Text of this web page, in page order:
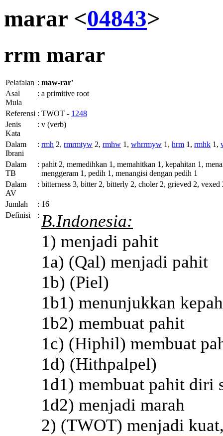
marar <04843>
rrm marar
Pelafalan : maw-rar'
Asal
Mula
: a primitive root
Referensi : TWOT - 1248
Jenis
Kata
: v (verb)
Dalam
Ibrani
: rmh 2, rmrmtyw 2, rmhw 1, whrrmyw 1, hrm 1, rmhk 1,
Dalam
TB
: pahit 2, memedihkan 1, memahitkan 1, kepahitan 1,
menggeram 1, pedih 1, menangisi dengan pedih 1
Dalam
AV
: bitterness 3, bitter 2, bitterly 2, choler 2, grieved 2,
Jumlah : 16
Definisi
: B.Indonesia:
1) menjadi pahit
1a) (Qal) menjadi pahit
1b) (Piel)
1b1) menunjukkan
1b2) membuat pahit
1c) (Hiphil) membuat
1d) (Hithpalpel)
1d1) membuat pahit diri
1d2) menjadi marah
2) (TWOT) menjadi